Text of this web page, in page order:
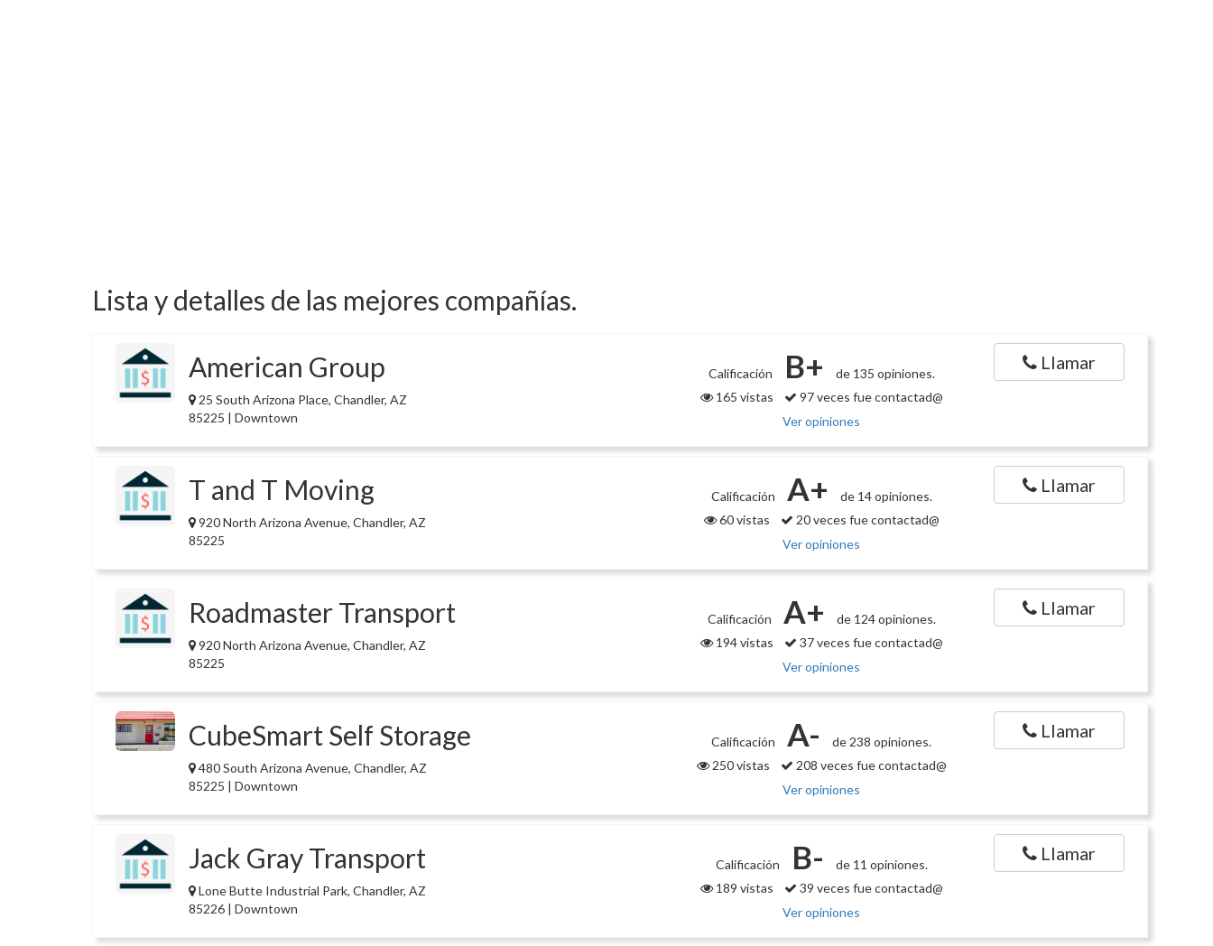
Lista y detalles de las mejores compañías.
American Group
25 South Arizona Place, Chandler, AZ
85225 | Downtown
Calificación B+
de 135 opiniones.
165 vistas
97 veces fue contactad@
Ver opiniones
Llamar
T and T Moving
920 North Arizona Avenue, Chandler, AZ
85225
Calificación A+
de 14 opiniones.
60 vistas
20 veces fue contactad@
Ver opiniones
Llamar
Roadmaster Transport
920 North Arizona Avenue, Chandler, AZ
85225
Calificación A+
de 124 opiniones.
194 vistas
37 veces fue contactad@
Ver opiniones
Llamar
CubeSmart Self Storage
480 South Arizona Avenue, Chandler, AZ
85225 | Downtown
Calificación A-
de 238 opiniones.
250 vistas
208 veces fue contactad@
Ver opiniones
Llamar
Jack Gray Transport
Lone Butte Industrial Park, Chandler, AZ
85226 | Downtown
Calificación B-
de 11 opiniones.
189 vistas
39 veces fue contactad@
Ver opiniones
Llamar